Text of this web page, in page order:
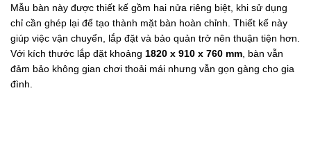
Mẫu bàn này được thiết kế gồm hai nửa riêng biệt, khi sử dụng
chỉ cần ghép lại để tạo thành mặt bàn hoàn chỉnh. Thiết kế này
giúp việc vận chuyển, lắp đặt và bảo quản trở nên thuận tiện hơn.
Với kích thước lắp đặt khoảng 1820 x 910 x 760 mm , bàn vẫn
đảm bảo không gian chơi thoải mái nhưng vẫn gọn gàng cho gia
đình.